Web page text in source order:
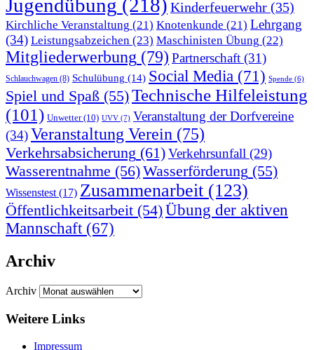
Jugendübung (218) Kinderfeuerwehr (35)
Kirchliche Veranstaltung (21) Knotenkunde (21) Lehrgang
(34) Leistungsabzeichen (23) Maschinisten Übung (22)
Mitgliederwerbung (79) Partnerschaft (31)
Schlauchwagen (8) Schulübung (14) Social Media (71) Spende (6)
Spiel und Spaß (55)Technische Hilfeleistung
(101) Unwetter(10) UVV (7) Veranstaltung der Dorfvereine
(34)Veranstaltung Verein (75)
Verkehrsabsicherung (61)Verkehrsunfall (29)
Wasserentnahme (56)Wasserförderung (55)
Wissenstest(17) Zusammenarbeit (123)
Öffentlichkeitsarbeit (54)Übung der aktiven
Mannschaft(67)
Archiv
Archiv
Weitere Links
Impressum